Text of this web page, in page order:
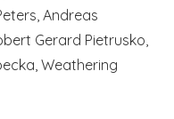
Andreas
Gerard Pietrusko,
Weathering